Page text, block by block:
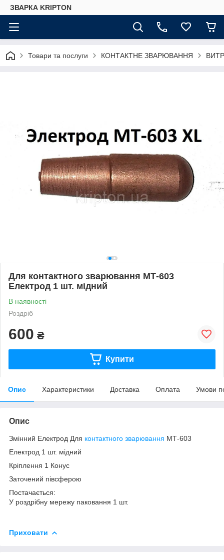
ЗВАРКА KRIPTON
Товари та послуги КОНТАКТНЕ ЗВАРЮВАННЯ
Для контактного зварювання МТ-603
Електрод 1 шт. мідний
В наявності
Роздріб
600 ₴
Купити
Опис Характеристики Доставка Оплата Умови
Опис
Змінний Електрод Для контактного зварювання МТ-603
Електрод 1 шт. мідний
Кріплення 1 Конус
Заточений півсферою
Постачається:
У роздрібну мережу паковання 1 шт.
Приховати